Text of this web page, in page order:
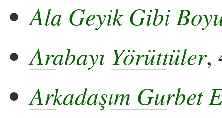
Ala Geyik Gibi
Arabayı Yörüttüler,
Arkadaşım Gurbet